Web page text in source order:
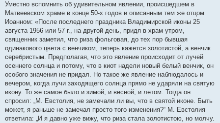
Уместно вспомнить об удивительном явлении, происшедшем в
Матвеевском храме в конце 50-х годов и описанным тем же отцом
Иоанном: «После последнего праздника Владимирской иконы 25
августа 1956 или 57 г., на другой день, придя в храм утром,
священник заметил, что риза фольговая, до тех пор бывшая
одинакового цвета с венчиком, теперь кажется золотистой, а венчик
серебристым. Предполагая, что это явление происходит от лучей
осеннего солнца и потому, что в киот надели новый белый венчик, он
особого значения не придал. Но такое же явление наблюдалось и
вечером, когда лучи заходящего солнца прямо не ударяли на святую
икону. То же самое было и зимой, и весной, и летом. Тогда он
спросил: „М. Евстолия, не замечали ли вы, что в святой иконе. Быть
может, я раньше не замечал просто того изменения?“ М. Евстолия
ответила: „И я давно уже вижу, что риза стала золотистою, но молчу.